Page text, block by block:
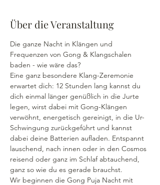
Über die Veranstaltung
Die ganze Nacht in Klängen und
Frequenzen von Gong & Klangschalen
baden - wie wäre das?
Eine ganz besondere Klang-Zeremonie
erwartet dich: 12 Stunden lang kannst du
dich einmal länger genüßlich in die Jurte
legen, wirst dabei mit Gong-Klängen
verwöhnt, energetisch gereinigt, in die Ur-
Schwingung zurückgeführt und kannst
dabei deine Batterien aufladen. Entspannt
lauschend, nach innen oder in den Cosmos
reisend oder ganz im Schlaf abtauchend,
ganz so wie du es gerade brauchst.
Wir beginnen die Gong Puja Nacht mit